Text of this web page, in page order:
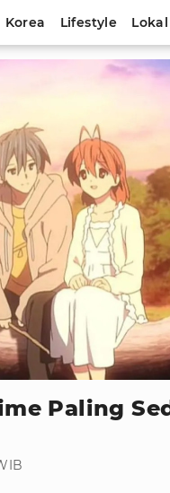
Korea Lifestyle Lokal
Paling